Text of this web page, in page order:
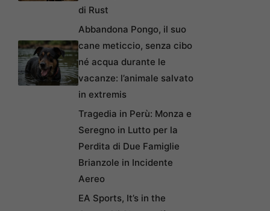
di Rust
Abbandona Pongo, il suo
cane meticcio, senza cibo
né acqua durante le
vacanze: l’animale salvato
in extremis
Tragedia in Perù: Monza e
Seregno in Lutto per la
Perdita di Due Famiglie
Brianzole in Incidente
Aereo
EA Sports, It’s in the